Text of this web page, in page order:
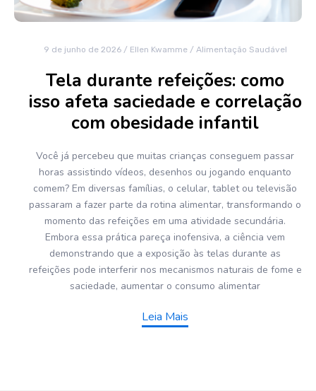
9 de junho de 2026 / Ellen Kwamme / Alimentação Saudável
Tela durante refeições: como
isso afeta saciedade e correlação
com obesidade infantil
Você já percebeu que muitas crianças conseguem passar
horas assistindo vídeos, desenhos ou jogando enquanto
comem? Em diversas famílias, o celular, tablet ou televisão
passaram a fazer parte da rotina alimentar, transformando o
momento das refeições em uma atividade secundária.
Embora essa prática pareça inofensiva, a ciência vem
demonstrando que a exposição às telas durante as
refeições pode interferir nos mecanismos naturais de fome e
saciedade, aumentar o consumo alimentar
Leia Mais